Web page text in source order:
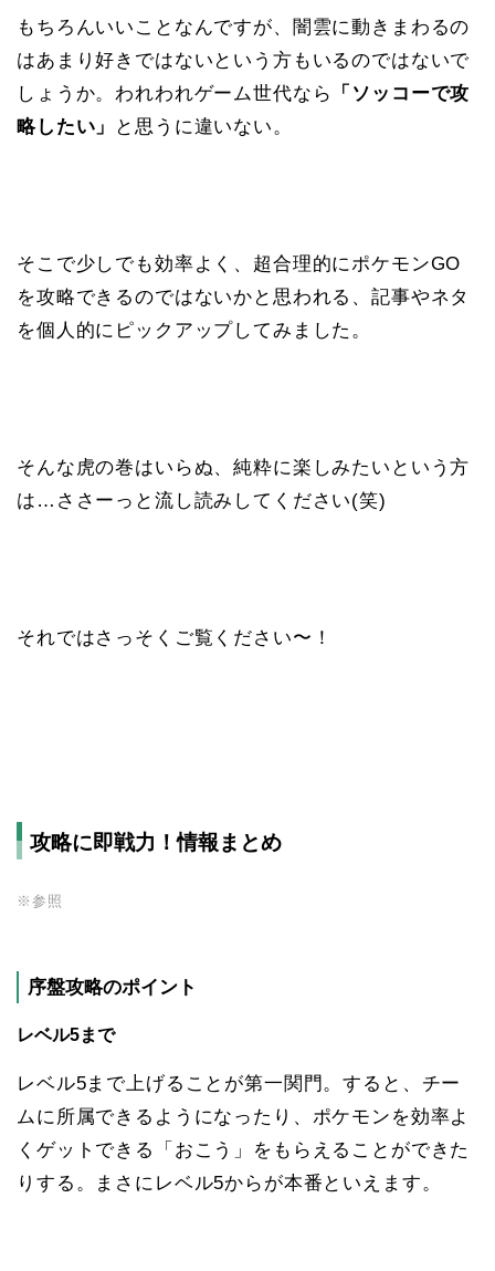
もちろんいいことなんですが、闇雲に動きまわるの
はあまり好きではないという方もいるのではないで
しょうか。われわれゲーム世代なら
「ソッコーで攻
略したい」
と思うに違いない。
そこで少しでも効率よく、超合理的にポケモンGO
を攻略できるのではないかと思われる、記事やネタ
を個人的にピックアップしてみました。
そんな虎の巻はいらぬ、純粋に楽しみたいという方
は…ささーっと流し読みしてください(笑)
それではさっそくご覧ください〜！
攻略に即戦力！情報まとめ
※ 参照
序盤攻略のポイント
レベル5まで
レベル5まで上げることが第一関門。すると、チー
ムに所属できるようになったり、ポケモンを効率よ
くゲットできる「おこう」をもらえることができた
りする。まさにレベル5からが本番といえます。